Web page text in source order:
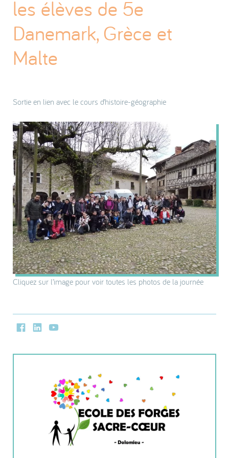
les élèves de 5e
Danemark, Grèce et
Malte
Sortie en lien avec le cours d’histoire-géographie
Cliquez sur l’image pour voir toutes les photos de la journée
FacebookLinkedInYoutube